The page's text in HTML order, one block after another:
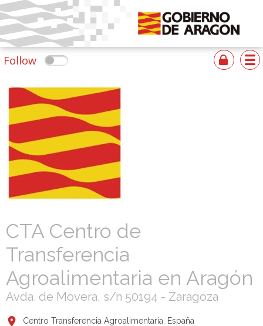
Follow
CTA Centro de
Transferencia
Agroalimentaria en Aragón
Avda. de Movera, s/n 50194 - Zaragoza
Centro Transferencia Agroalimentaria, España